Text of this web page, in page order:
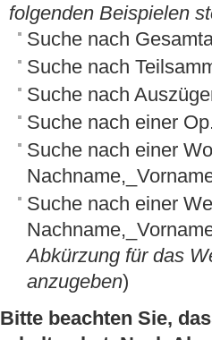
folgenden Beispielen
Suche nach
Suche nach
Suche nach
Suche nach einer
Suche nach einer
Suche nach einer
Abkürzung für das
anzugeben)
Bitte beachten Sie,